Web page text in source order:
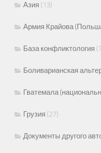
Азия (13)
Армия Крайова
База конфликтология
Боливарианская
Гватемала
Грузия (27)
Документы другого